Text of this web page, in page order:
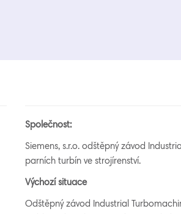
Společnost:
Siemens, s.r.o. odštěpný závod
parních turbín ve strojírenství.
Výchozí situace
Odštěpný závod Industrial